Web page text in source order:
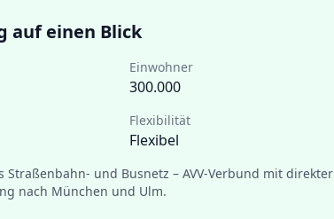
auf einen Blick
Einwohner
300.000
Flexibilität
Flexibel
Straßenbahn- und Busnetz – AVV-Verbund mit direkter
nach München und Ulm.